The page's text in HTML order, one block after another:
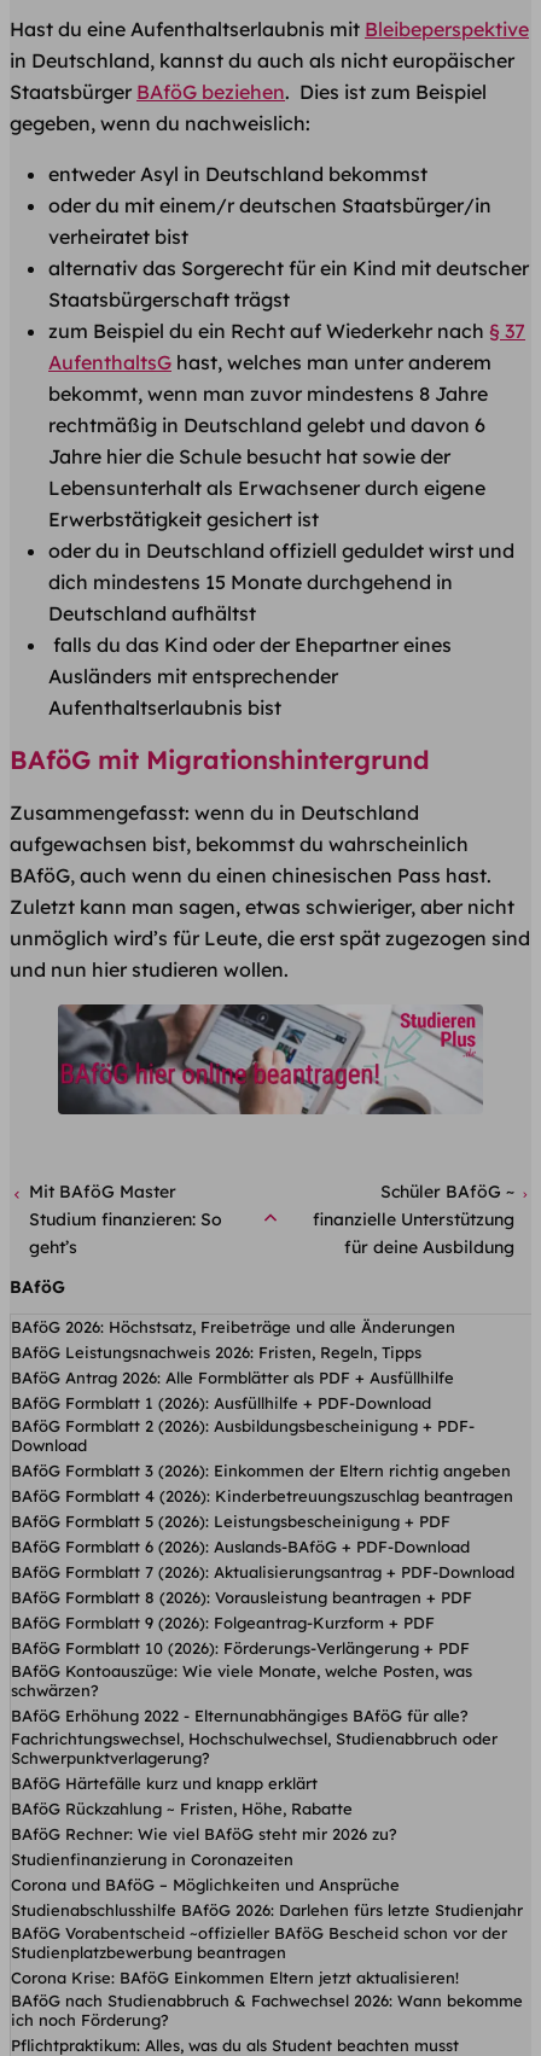
Hast du eine Aufenthaltserlaubnis mit Bleibeperspektive
in Deutschland, kannst du auch als nicht europäischer
Staatsbürger BAföG beziehen. Dies ist ​zum Beispiel
gegeben, wenn du nachweislich:
entweder Asyl in Deutschland bekommst
​oder du mit einem/r deutschen Staatsbürger/in
verheiratet bist
​​alternativ das Sorgerecht für ein Kind mit deutscher
Staatsbürgerschaft trägst
zum Beispiel du ein Recht auf Wiederkehr nach § 37
AufenthaltsG hast, welches man unter anderem
bekommt, wenn man zuvor mindestens 8 Jahre
rechtmäßig in Deutschland gelebt und davon 6
Jahre hier die Schule besucht hat sowie der
Lebensunterhalt als Erwachsener durch eigene
Erwerbstätigkeit gesichert ist
oder du in Deutschland offiziell geduldet wirst und
dich mindestens 15 Monate durchgehend in
Deutschland aufhältst
​falls du das Kind oder der Ehepartner eines
Ausländers mit entsprechender
Aufenthaltserlaubnis bist
BAföG mit Migrationshintergrund
​Zusammengefasst: wenn du in Deutschland
aufgewachsen bist, bekommst du wahrscheinlich ​
BAföG, auch wenn du einen chinesischen Pass hast.
Zuletzt kann man sagen, etwas schwieriger, aber nicht
unmöglich wird’s für Leute, die erst spät zugezogen sind
und nun hier studieren wollen.
Mit BAföG Master
Studium finanzieren: So
geht’s
Schüler BAföG ~
finanzielle Unterstützung
für deine Ausbildung
BAföG
BAföG 2026: Höchstsatz, Freibeträge und alle Änderungen
BAföG Leistungsnachweis 2026: Fristen, Regeln, Tipps
BAföG Antrag 2026: Alle Formblätter als PDF + Ausfüllhilfe
BAföG Formblatt 1 (2026): Ausfüllhilfe + PDF-Download
BAföG Formblatt 2 (2026): Ausbildungsbescheinigung + PDF-
Download
BAföG Formblatt 3 (2026): Einkommen der Eltern richtig angeben
BAföG Formblatt 4 (2026): Kinderbetreuungs­zuschlag beantragen
BAföG Formblatt 5 (2026): Leistungsbescheinigung + PDF
BAföG Formblatt 6 (2026): Auslands-BAföG + PDF-Download
BAföG Formblatt 7 (2026): Aktualisierungsantrag + PDF-Download
BAföG Formblatt 8 (2026): Vorausleistung beantragen + PDF
BAföG Formblatt 9 (2026): Folgeantrag-Kurzform + PDF
BAföG Formblatt 10 (2026): Förderungs-Verlängerung + PDF
BAföG Kontoauszüge: Wie viele Monate, welche Posten, was
schwärzen?
BAföG Erhöhung 2022 - Elternunabhängiges BAföG für alle?
Fachrichtungswechsel, Hochschulwechsel, Studienabbruch oder
Schwerpunktverlagerung?
BAföG Härtefälle kurz und knapp erklärt
BAföG Rückzahlung ~ Fristen, Höhe, Rabatte
BAföG Rechner: Wie viel BAföG steht mir 2026 zu?
Studienfinanzierung in Coronazeiten
Corona und BAföG – Möglichkeiten und Ansprüche
Studienabschlusshilfe BAföG 2026: Darlehen fürs letzte Studienjahr
BAföG Vorabentscheid ~offizieller BAföG Bescheid schon vor der
Studienplatzbewerbung beantragen
Corona Krise: BAföG Einkommen Eltern jetzt aktualisieren!
BAföG nach Studienabbruch & Fachwechsel 2026: Wann bekomme
ich noch Förderung?
Pflichtpraktikum: Alles, was du als Student beachten musst